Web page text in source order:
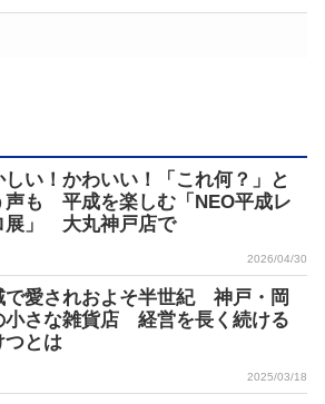
しい！かわいい！「これ何？」と
声も 平成を楽しむ「NEO平成レ
展」 大丸神戸店で
2026/04/30
で愛されおよそ半世紀 神戸・岡
小さな雑貨店 経営を長く続ける
つとは
2025/03/18